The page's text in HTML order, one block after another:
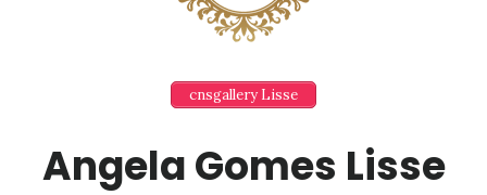
cnsgallery Lisse
Angela Gomes Lisse